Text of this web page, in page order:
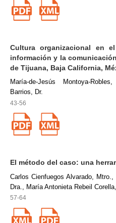
Cultura organizacional en
información y la
de Tijuana, Baja California,
María-de-Jesús Montoya-
Barrios, Dr.
43-56
El método del caso: una
Carlos Cienfuegos Alvarado, Mtro.,
Dra., María Antonieta Rebeil
57-64